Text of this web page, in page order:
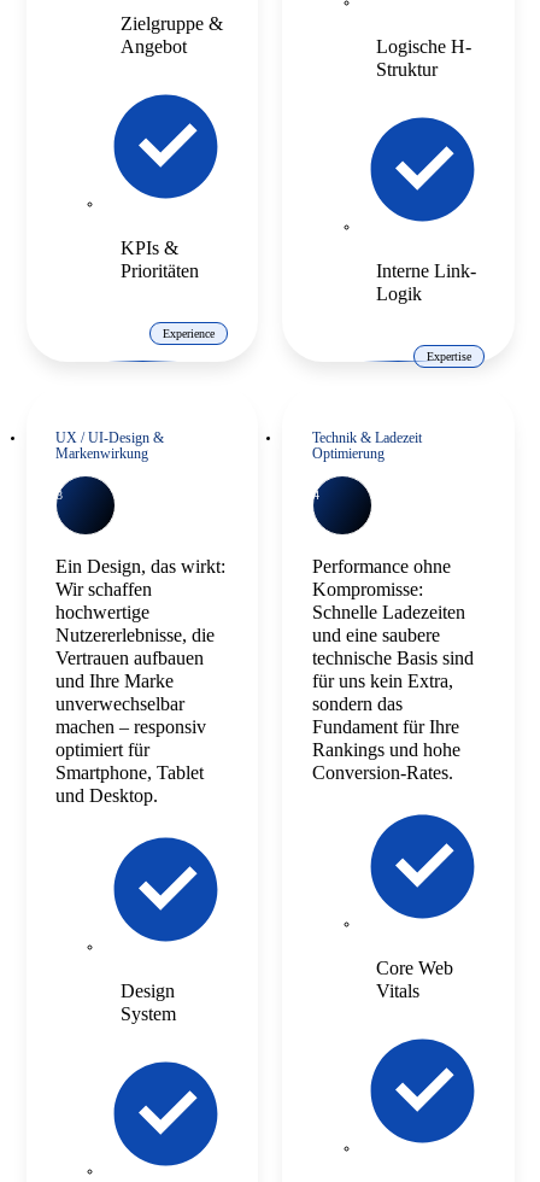
Zielgruppe &
Angebot
KPIs &
Prioritäten
Experience
Logische H-
Struktur
Interne Link-
Logik
Expertise
UX / UI-Design &
Markenwirkung
3
Ein Design, das wirkt:
Wir schaffen
hochwertige
Nutzererlebnisse, die
Vertrauen aufbauen
und Ihre Marke
unverwechselbar
machen – responsiv
optimiert für
Smartphone, Tablet
und Desktop.
Design
System
Technik & Ladezeit
Optimierung
4
Performance ohne
Kompromisse:
Schnelle Ladezeiten
und eine saubere
technische Basis sind
für uns kein Extra,
sondern das
Fundament für Ihre
Rankings und hohe
Conversion-Rates.
Core Web
Vitals